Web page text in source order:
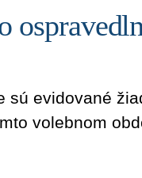
sú evidované
volebnom